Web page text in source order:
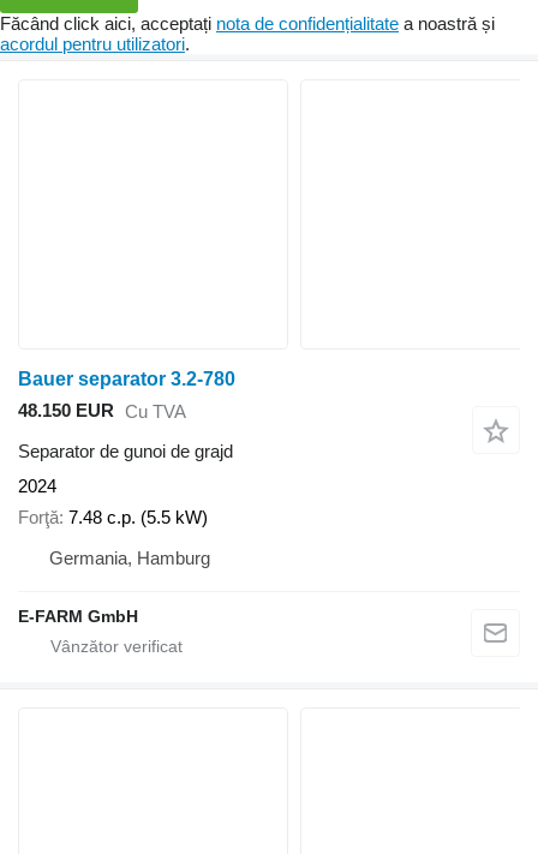
Făcând click aici, acceptați nota de confidențialitate a noastră și
acordul pentru utilizatori.
Bauer separator 3.2-780
48.150 EUR Cu TVA
Separator de gunoi de grajd
2024
Forţă 7.48 c.p. (5.5 kW)
Germania, Hamburg
E-FARM GmbH